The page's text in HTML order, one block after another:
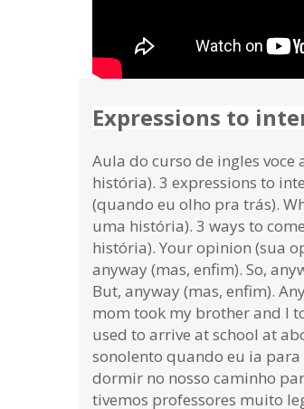
Expressions to
Aula do curso de ingles
história). 3 expressions to
(quando eu olho pra trás).
uma história). 3 ways to
história). Your opinion (sua
anyway (mas, enfim). So,
But, anyway (mas, enfim).
mom took my brother and I
used to arrive at school at
sonolento quando eu ia para
dormir no nosso caminho
tivemos professores muito